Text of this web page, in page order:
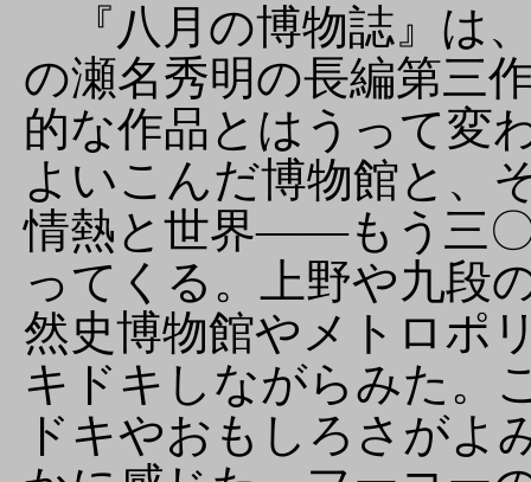
『八月の博物誌』は
の瀬名秀明の長編第三
的な作品とはうって変
よいこんだ博物館と、
情熱と世界――もう三
ってくる。上野や九段
然史博物館やメトロポ
キドキしながらみた。
ドキやおもしろさがよ